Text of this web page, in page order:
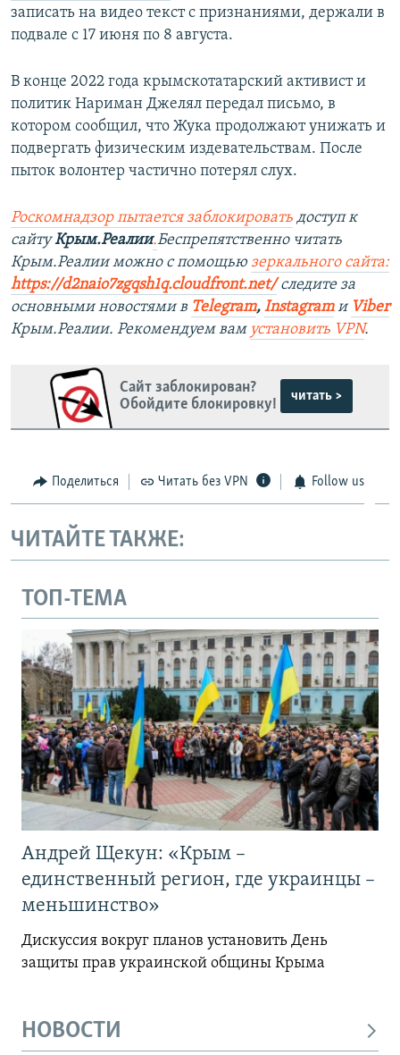
записать на видео текст с признаниями, держали в
подвале с 17 июня по 8 августа.
В конце 2022 года крымскотатарский активист и
политик Нариман Джелял передал письмо, в
котором сообщил, что Жука продолжают унижать и
подвергать физическим издевательствам. После
пыток волонтер частично потерял слух.
Роскомнадзор пытается заблокировать доступ к
сайтуКрым.Реалии.Беспрепятственно читать
Крым.Реалии можно с помощью зеркального сайта:
https://d2naio7zgqsh1q.cloudfront.net/ следите за
основными новостями в Telegram, Instagramи Viber
Крым.Реалии. Рекомендуем вам установить VPN.
Сайт заблокирован?
Обойдите блокировку!
читать >
Поделиться Читать без VPN Follow us
ЧИТАЙТЕ ТАКЖЕ:
ТОП-ТЕМА
Андрей Щекун: «Крым –
единственный регион, где украинцы –
меньшинство»
Дискуссия вокруг планов установить День
защиты прав украинской общины Крыма
НОВОСТИ